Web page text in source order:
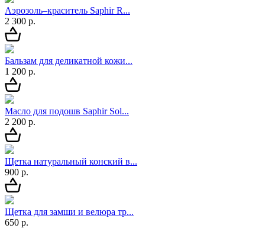
Аэрозоль–краситель Saphir R...
2 300 р.
Бальзам для деликатной кожи...
1 200 р.
Масло для подошв Saphir Sol...
2 200 р.
Щетка натуральный конский в...
900 р.
Щетка для замши и велюра тр...
650 р.